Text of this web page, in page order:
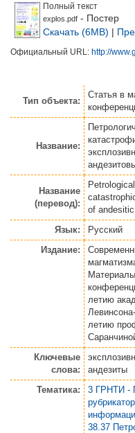
Полный текст
explos.pdf - Постер
Скачать (6MB) |
Официальный URL: http://
Тип объекта:
Статья в
Название:
Название
(перевод):
of
Язык:
Русский
Издание:
летию
летию
Ключевые
слова:
андезиты
Тематика:
3 ГРНТИ -
38.37